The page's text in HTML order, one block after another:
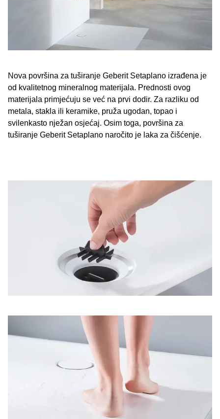
Nova površina za tuširanje Geberit Setaplano izrađena je
od kvalitetnog mineralnog materijala. Prednosti ovog
materijala primjećuju se već na prvi dodir. Za razliku od
metala, stakla ili keramike, pruža ugodan, topao i
svilenkasto nježan osjećaj. Osim toga, površina za
tuširanje Geberit Setaplano naročito je laka za čišćenje.